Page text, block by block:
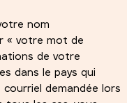
nom
« votre mot de
de votre
dans le pays qui
demandée lors